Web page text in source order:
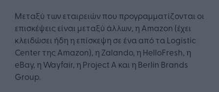
Μεταξύ των εταιρειών που προγραμματίζονται οι
επισκέψεις είναι μεταξύ άλλων, η Amazon (έχει
κλειδώσει ήδη η επίσκεψη σε ένα από τα Logistic
Center της Amazon), η Zalando, η HelloFresh, η
eBay, η Wayfair, η Project A και η Berlin Brands
Group.